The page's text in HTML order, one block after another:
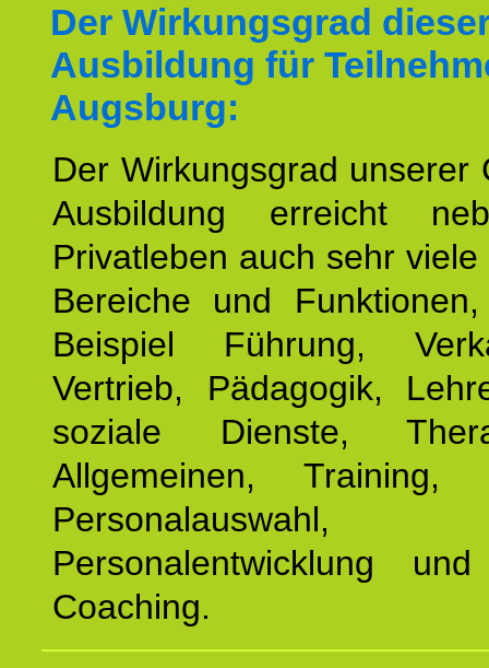
Der Wirkungsgrad
Ausbildung für
Augsburg:
Der Wirkungsgrad unserer
Ausbildung erreicht
Privatleben auch sehr
Bereiche und
Beispiel Führung,
Vertrieb, Pädagogik,
soziale Dienste,
Allgemeinen, Training,
Personalauswahl,
Personalentwicklung
Coaching.